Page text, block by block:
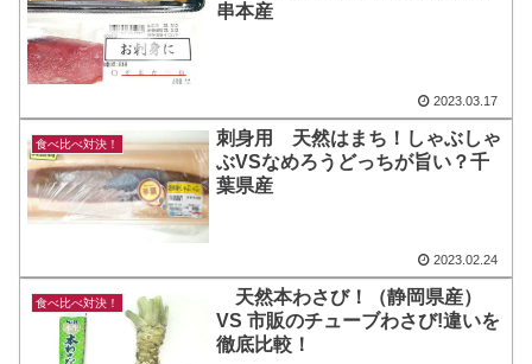
串本産
2023.03.17
食べ比べ対決！
刺身用 天然はまち！しゃぶしゃ
ぶVSなめろうどっちが旨い？千
葉県産
2023.02.24
食べ比べ対決！
天然本わさび！（静岡県産）
VS 市販のチューブわさび!違いを
徹底比較！